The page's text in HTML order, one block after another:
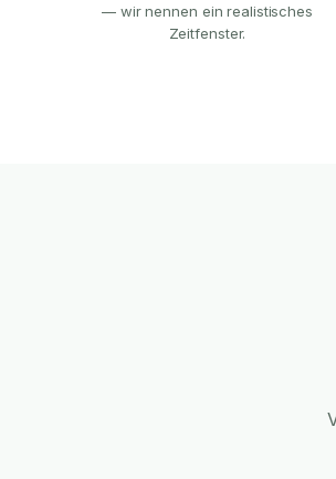
— wir nennen ein realistisches
Zeitfenster.